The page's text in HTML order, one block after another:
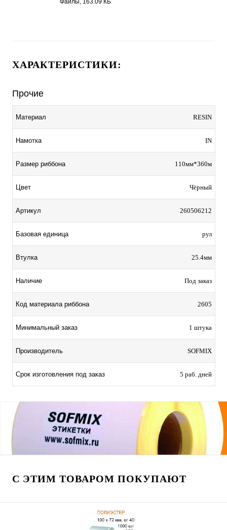
ХАРАКТЕРИСТИКИ:
Прочие
Материал RESIN
Намотка IN
Размер риббона 110мм*360м
Цвет Чёрный
Артикул 260506212
Базовая единица рул
Втулка 25.4мм
Наличие Под заказ
Код материала риббона 2605
Минимальный заказ 1 штука
Производитель SOFMIX
Срок изготовления под заказ 5 раб. дней
С ЭТИМ ТОВАРОМ ПОКУПАЮТ